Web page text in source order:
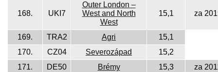
168. UKI7
Outer London –
West and North
West
15,1 za
169. TRA2 Agri
15,1
170.
CZ04 Severozápad
15,2
171.
DE50 Brémy 15,3
za